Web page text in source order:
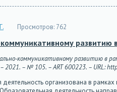
Просмотров: 762
развитию
коммуникативному развитию в
2021. – № 105. – ART 600223. – URL:
организована в